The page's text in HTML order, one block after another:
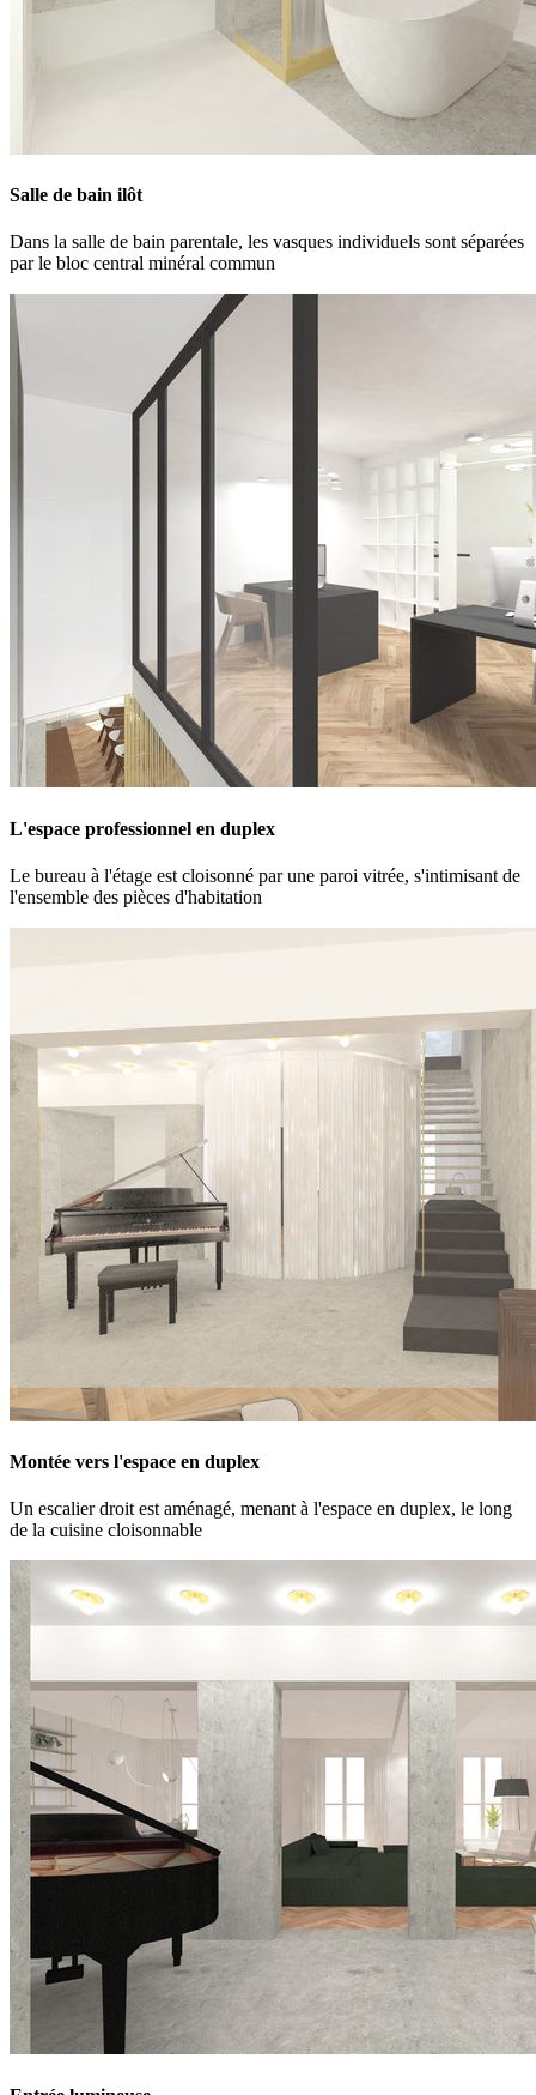
Salle de bain ilôt
Dans la salle de bain parentale, les vasques individuels sont séparées
par le bloc central minéral commun
L'espace professionnel en duplex
Le bureau à l'étage est cloisonné par une paroi vitrée, s'intimisant de
l'ensemble des pièces d'habitation
Montée vers l'espace en duplex
Un escalier droit est aménagé, menant à l'espace en duplex, le long
de la cuisine cloisonnable